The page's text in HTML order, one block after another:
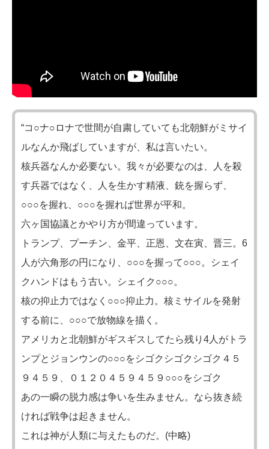
“コ○ナ○ロナで世間が自粛していても北朝鮮がミサイ
ルなんか飛ばしていますが、私は言いたい。
核兵器なんか必要ない。我々が必要なのは、人を殺
す兵器ではなく、人を生かす精液、銃を握らず、
○○○を握れ、○○○を握れば世界が平和。
六ヶ国協議とかやり方が間違っています。
トランプ、プーチン、金平、正恩、文在寅、晋三。6
人が六角形の円になり、○○○を握って○○○。シェイ
クハンドはもう古い。シェイク○○○。
核の抑止力ではなく○○○抑止力。核ミサイルを発射
する前に、○○○で放物線を描く。
アメリカと北朝鮮がギスギスしてたら残り4人がトラ
ンプとジョンウンの○○○をシゴクシゴクシゴク４５
９４５９、０１２０４５９４５９○○○をシゴク
あの一瞬の脱力感は争いを生みません。なら抜き続
ければ戦争は起きません。
これは神が人類に与えたものだ。(中略)